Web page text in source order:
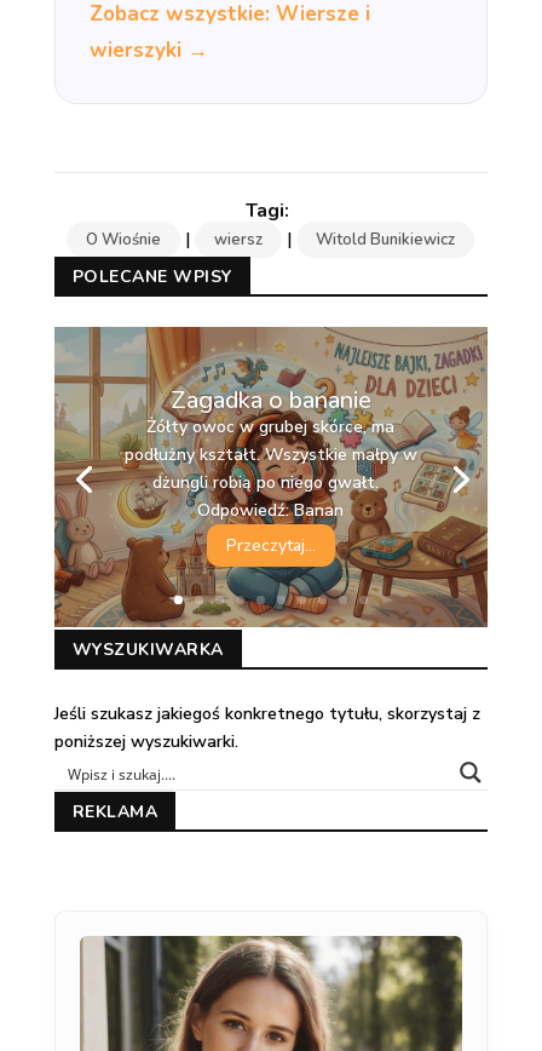
Zobacz wszystkie: Wiersze i
wierszyki →
O Wiośnie | wiersz | Witold Bunikiewicz
POLECANE WPISY
Zagadka o bananie
Żółty owoc w grubej skórce, ma
podłużny kształt. Wszystkie małpy w
dżungli robią po niego gwałt.
Odpowiedź: Banan
Przeczytaj...
WYSZUKIWARKA
Jeśli szukasz jakiegoś konkretnego tytułu, skorzystaj z
poniższej wyszukiwarki.
REKLAMA